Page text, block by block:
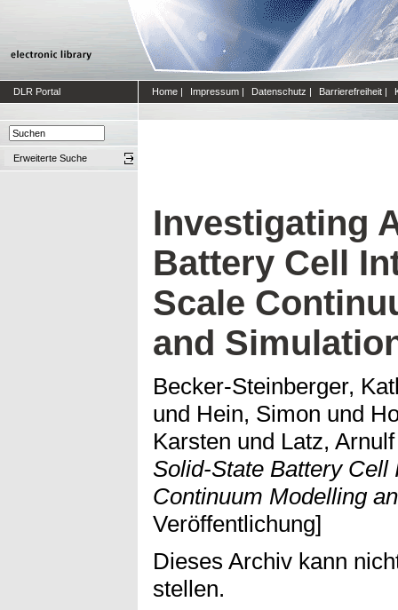
DLR Portal Home | Impressum | Datenschutz | Barrierefreiheit |
Erweiterte Suche
Investigating
Battery Cell
Scale
and
Becker-Steinberger,
und Hein, Simon und
Karsten und Latz, Arnulf
Solid-State Battery
Continuum Modelling
Veröffentlichung]
Dieses Archiv kann
stellen.